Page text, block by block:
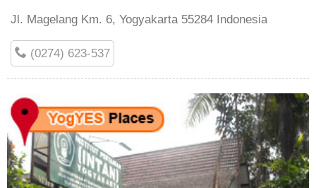
Jl. Magelang Km. 6, Yogyakarta 55284 Indonesia
(0274) 623-537